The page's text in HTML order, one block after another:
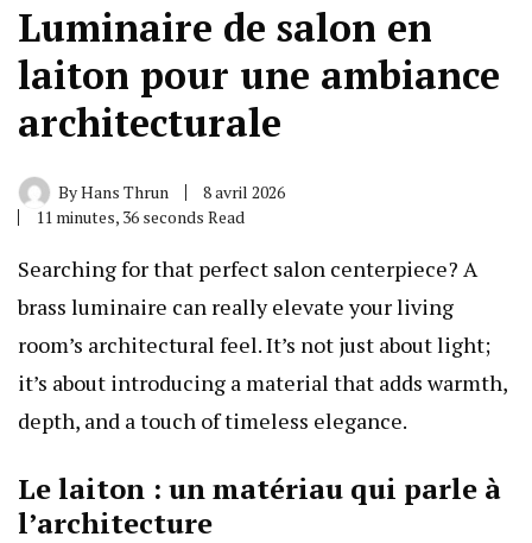
Luminaire de salon en
laiton pour une ambiance
architecturale
ByHans Thrun
8 avril 2026
11 minutes, 36 seconds Read
Searching for that perfect salon centerpiece? A
brass luminaire can really elevate your living
room’s architectural feel. It’s not just about light;
it’s about introducing a material that adds warmth,
depth, and a touch of timeless elegance.
Le laiton : un matériau qui parle à
l’architecture